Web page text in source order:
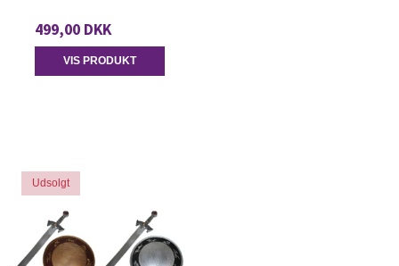
499,00 DKK
VIS PRODUKT
Udsolgt